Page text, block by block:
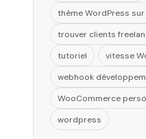
thème WordPress
trouver clients
tutoriel
vitesse
webhook
WooCommerce
wordpress